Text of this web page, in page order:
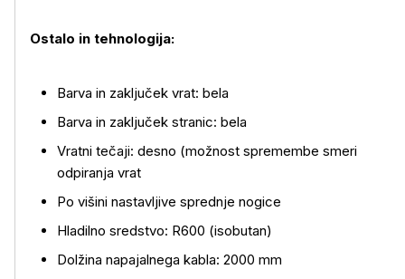
Ostalo in tehnologija:
Barva in zaključek vrat: bela
Barva in zaključek stranic: bela
Vratni tečaji: desno (možnost spremembe smeri
odpiranja vrat
Po višini nastavljive sprednje nogice
Hladilno sredstvo: R600 (isobutan)
Dolžina napajalnega kabla: 2000 mm